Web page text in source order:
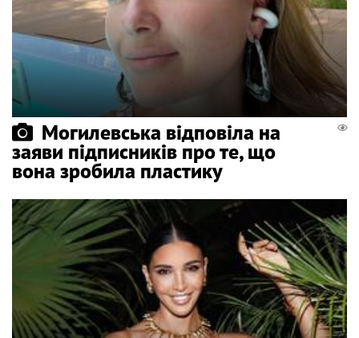
Могилевська відповіла на
заяви підписників про те, що
вона зробила пластику